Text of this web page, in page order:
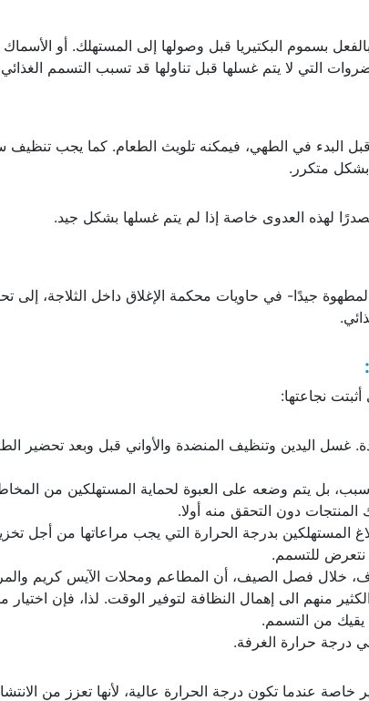
بسموم البكتيريا قبل وصولها إلى المستهلك. أو الأسماك
التي لا يتم غسلها قبل تناولها قد تسبب التسمم
البدء في الطهي، فيمكنه تلويث الطعام. كما يجب
بشكل متكرر.
لهذه العدوى خاصة إذا لم يتم غسلها بشكل جيد.
جيدًا- في حاويات محكمة الإغلاق داخل الثلاجة، إلى
:
نجاعتها:
غسل اليدين وتنظيف المنضدة والأواني قبل وبعد تحضير
سبب، بل يتم وضعه على العبوة لحماية المستهلكين من
دون التحقق منه أولا.
المستهلكين بدرجة الحرارة التي يجب مراعاتها من أجل
نتعرض للتسمم.
خلال فصل الصيف، أن المطاعم ومحلات الآيس كريم
منهم الى إهمال النظافة لتوفير الوقت. لذا، فإن اختيار
يقيك من التسمم.
درجة حرارة الغرفة.
عندما تكون درجة الحرارة عالية، لأنها تعزز من